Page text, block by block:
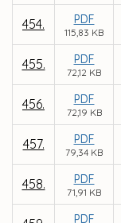
454. PDF
115,83 KB
455. PDF
72,12 KB
456. PDF
72,19 KB
457. PDF
79,34 KB
458. PDF
71,91 KB
PDF